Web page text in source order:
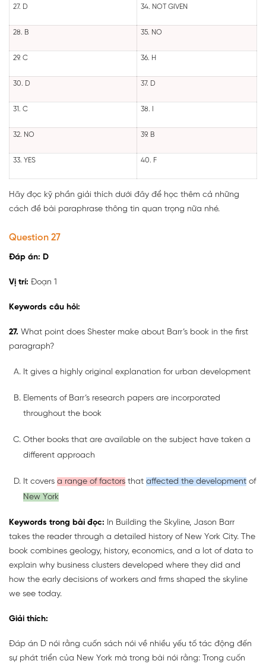
27. D 34. NOT GIVEN
28. B 35. NO
29. C 36. H
30. D 37. D
31. C 38. I
32. NO 39. B
33. YES 40. F
Hãy đọc kỹ phần giải thích dưới đây để học thêm cả những
cách đề bài paraphrase thông tin quan trọng nữa nhé.
Question 27
Đáp án: D
Vị trí: Đoạn 1
Keywords câu hỏi:
27. What point does Shester make about Barr’s book in the first
paragraph?
It gives a highly original explanation for urban development
Elements of Barr’s research papers are incorporated
throughout the book
Other books that are available on the subject have taken a
different approach
It covers a range of factors that affected the development of
New York
Keywords trong bài đọc: In Building the Skyline, Jason Barr
takes the reader through a detailed history of New York City. The
book combines geology, history, economics, and a lot of data to
explain why business clusters developed where they did and
how the early decisions of workers and frms shaped the skyline
we see today.
Giải thích:
Đáp án D nói rằng cuốn sách nói về nhiều yếu tố tác động đến
sự phát triển của New York mà trong bài nói rằng: Trong cuốn